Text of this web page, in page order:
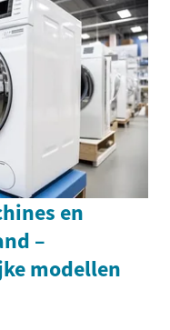
en
–
modellen